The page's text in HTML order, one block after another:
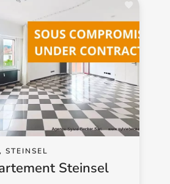
STEINSEL
Steinsel